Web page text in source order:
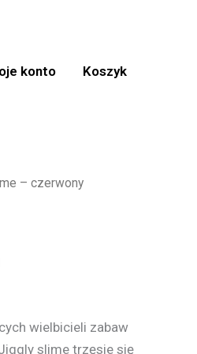
konto Koszyk
– czerwony
wielbicieli zabaw
slime trzęsie się